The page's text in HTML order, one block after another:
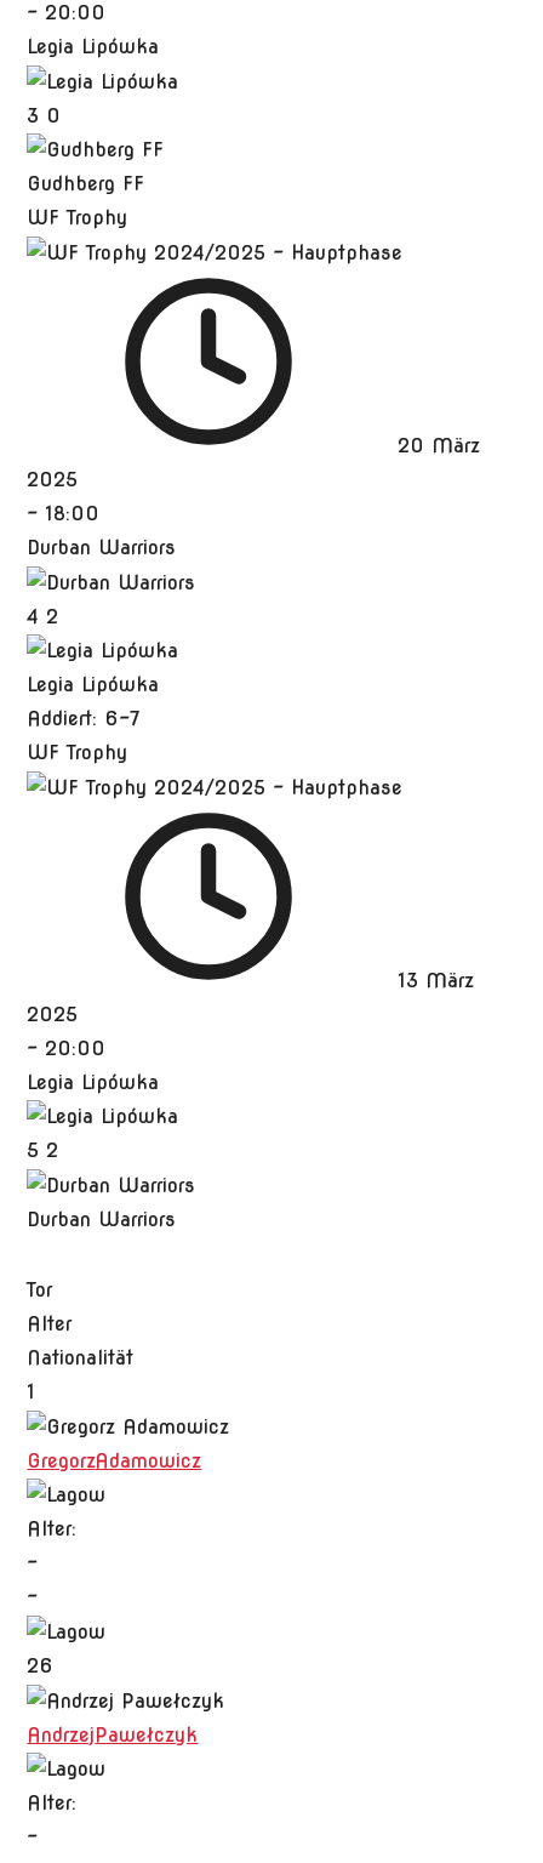
- 20:00
Legia Lipówka
3 0
Gudhberg FF
WF Trophy
20 März
2025
- 18:00
Durban Warriors
4 2
Legia Lipówka
Addiert: 6-7
WF Trophy
13 März
2025
- 20:00
Legia Lipówka
5 2
Durban Warriors
Tor
Alter
Nationalität
1
GregorzAdamowicz
Alter:
-
-
26
AndrzejPawełczyk
Alter:
-